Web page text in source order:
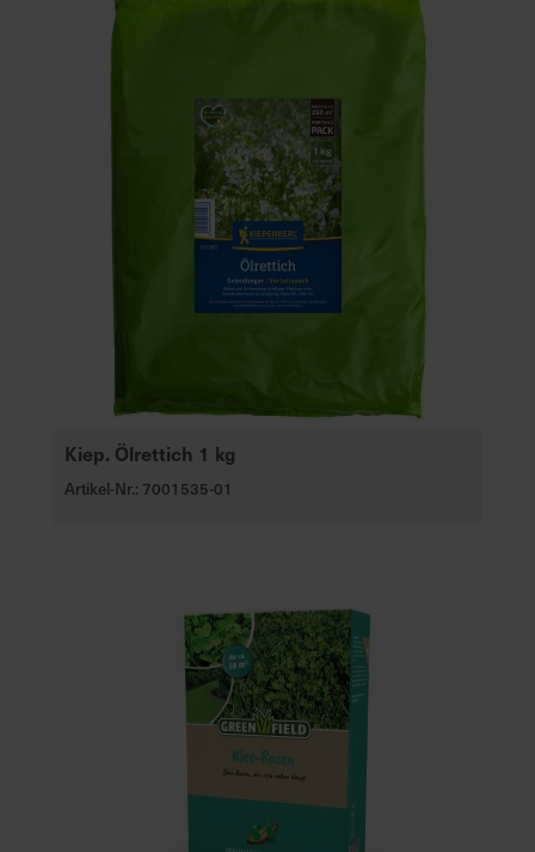
Kiep. Ölrettich 1 kg
Artikel-Nr.: 7001535-01